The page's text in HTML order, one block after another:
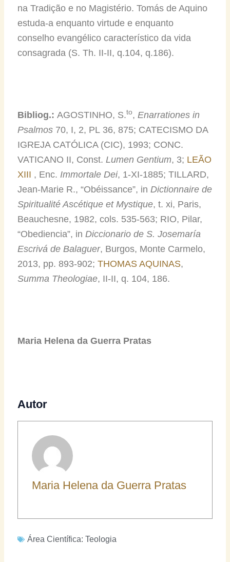
na Tradição e no Magistério. Tomás de Aquino
estuda-a enquanto virtude e enquanto
conselho evangélico característico da vida
consagrada (S. Th. II-II, q.104, q.186).
Bibliog.: AGOSTINHO, S.to, Enarrationes in
Psalmos70, I, 2, PL 36, 875; CATECISMO DA
IGREJA CATÓLICA (CIC), 1993; CONC.
VATICANO II, Const. Lumen Gentium, 3; LEÃO
XIII , Enc. Immortale Dei, 1-XI-1885; TILLARD,
Jean-Marie R., “Obéissance”, in Dictionnaire de
Spiritualité Ascétique et Mystique, t. xi, Paris,
Beauchesne, 1982, cols. 535-563; RIO, Pilar,
“Obediencia”, in Diccionario de S. Josemaría
Escrivá de Balaguer, Burgos, Monte Carmelo,
2013, pp. 893-902; THOMAS AQUINAS,
Summa Theologiae, II-II, q. 104, 186.
Maria Helena da Guerra Pratas
Autor
Maria Helena da Guerra Pratas
Área Científica: Teologia